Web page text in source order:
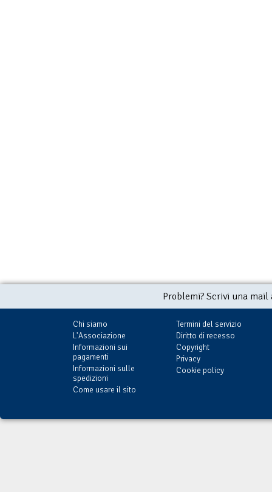
Problemi? Scrivi una
Chi siamo
L'Associazione
Informazioni sui
pagamenti
Informazioni sulle
spedizioni
Come usare il sito
Termini del servizio
Diritto di recesso
Copyright
Privacy
Cookie policy